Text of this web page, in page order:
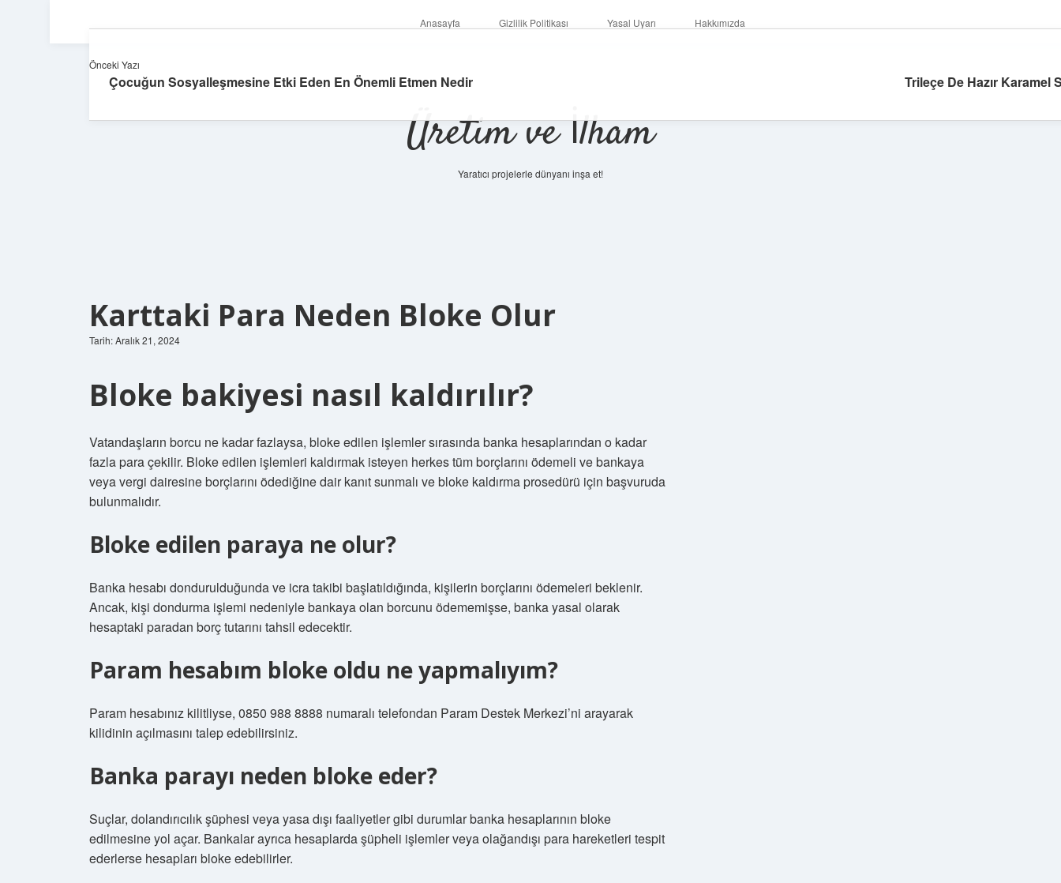
Anasayfa Gizlilik Politikası Yasal Uyarı Hakkımızda
Üretim ve İlham
Yaratıcı projelerle dünyanı inşa et!
Karttaki Para Neden Bloke Olur
Tarih: Aralık 21, 2024
Bloke bakiyesi nasıl kaldırılır?
Vatandaşların borcu ne kadar fazlaysa, bloke edilen işlemler sırasında banka hesaplarından o kadar
fazla para çekilir. Bloke edilen işlemleri kaldırmak isteyen herkes tüm borçlarını ödemeli ve bankaya
veya vergi dairesine borçlarını ödediğine dair kanıt sunmalı ve bloke kaldırma prosedürü için başvuruda
bulunmalıdır.
Bloke edilen paraya ne olur?
Banka hesabı dondurulduğunda ve icra takibi başlatıldığında, kişilerin borçlarını ödemeleri beklenir.
Ancak, kişi dondurma işlemi nedeniyle bankaya olan borcunu ödememişse, banka yasal olarak
hesaptaki paradan borç tutarını tahsil edecektir.
Param hesabım bloke oldu ne yapmalıyım?
Param hesabınız kilitliyse, 0850 988 8888 numaralı telefondan Param Destek Merkezi’ni arayarak
kilidinin açılmasını talep edebilirsiniz.
Banka parayı neden bloke eder?
Suçlar, dolandırıcılık şüphesi veya yasa dışı faaliyetler gibi durumlar banka hesaplarının bloke
edilmesine yol açar. Bankalar ayrıca hesaplarda şüpheli işlemler veya olağandışı para hareketleri tespit
ederlerse hesapları bloke edebilirler.
Önceki Yazı
Çocuğun Sosyalleşmesine Etki Eden En Önemli Etmen Nedir Trileçe De Hazır Karamel